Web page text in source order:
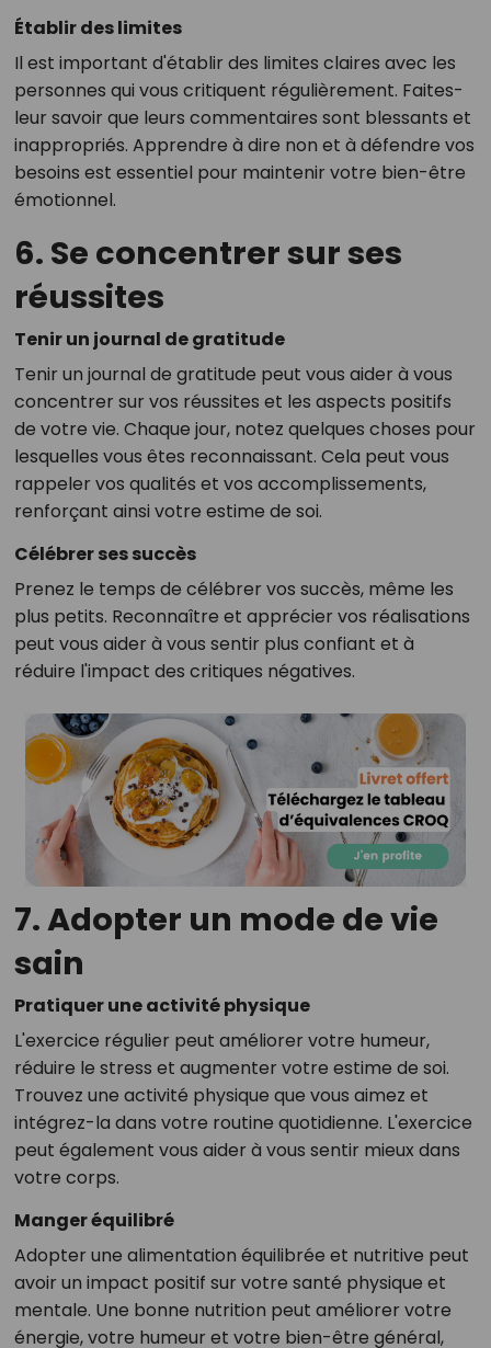
Établir des limites
Il est important d'établir des limites claires avec les
personnes qui vous critiquent régulièrement. Faites-
leur savoir que leurs commentaires sont blessants et
inappropriés. Apprendre à dire non et à défendre vos
besoins est essentiel pour maintenir votre bien-être
émotionnel.
6. Se concentrer sur ses
réussites
Tenir un journal de gratitude
Tenir un journal de gratitude peut vous aider à vous
concentrer sur vos réussites et les aspects positifs
de votre vie. Chaque jour, notez quelques choses pour
lesquelles vous êtes reconnaissant. Cela peut vous
rappeler vos qualités et vos accomplissements,
renforçant ainsi votre estime de soi.
Célébrer ses succès
Prenez le temps de célébrer vos succès, même les
plus petits. Reconnaître et apprécier vos réalisations
peut vous aider à vous sentir plus confiant et à
réduire l'impact des critiques négatives.
7. Adopter un mode de vie
sain
Pratiquer une activité physique
L'exercice régulier peut améliorer votre humeur,
réduire le stress et augmenter votre estime de soi.
Trouvez une activité physique que vous aimez et
intégrez-la dans votre routine quotidienne. L'exercice
peut également vous aider à vous sentir mieux dans
votre corps.
Manger équilibré
Adopter une alimentation équilibrée et nutritive peut
avoir un impact positif sur votre santé physique et
mentale. Une bonne nutrition peut améliorer votre
énergie, votre humeur et votre bien-être général,